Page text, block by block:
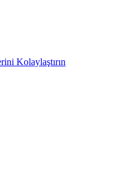
Kolaylaştırın